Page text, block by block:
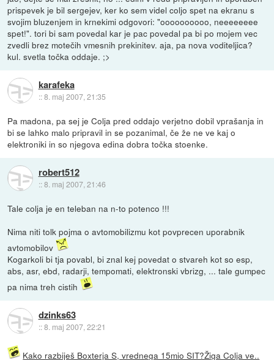
prispevek je bil sergejev, ker ko sem videl coljo spet na ekranu s
svojim bluzenjem in krnekimi odgovori: "oooooooooo, neeeeeeee
spet!". tori bi sam povedal kar je pac povedal pa bi po mojem vec
zvedli brez motečih vmesnih prekinitev. aja, pa nova voditeljica?
kul. svetla točka oddaje. ;>
karafeka
::8. maj 2007, 21:35
Pa madona, pa sej je Colja pred oddajo verjetno dobil vprašanja in
bi se lahko malo pripravil in se pozanimal, če že ne ve kaj o
elektroniki in so njegova edina dobra točka stoenke.
robert512
::8. maj 2007, 21:46
Tale colja je en teleban na n-to potenco !!!
Nima niti tolk pojma o avtomobilizmu kot povprecen uporabnik
avtomobilov
Kogarkoli bi tja povabl, bi znal kej povedat o stvareh kot so esp,
abs, asr, ebd, radarji, tempomati, elektronski vbrizg, ... tale gumpec
pa nima treh cistih
dzinks63
::8. maj 2007, 22:21
Kako razbiješ Boxterja S, vrednega 15mio SIT?Žiga Colja ve..